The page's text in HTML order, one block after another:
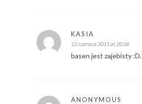
KASIA
12 czerwca 2011 at 20:36
basen jest zajebisty :D.
ANONYMOUS